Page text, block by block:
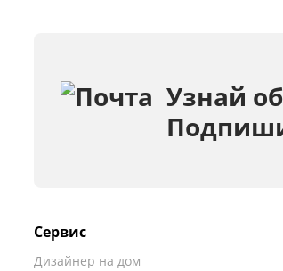
Узнай
Сервис
Дизайнер на дом